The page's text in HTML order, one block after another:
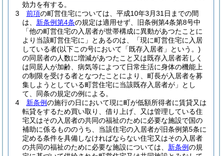
効力を有する。
3
前項の町営住宅については、平成10年3月31日までの間
は、 新条例第4条の規定は適用せず、旧条例第4条第8号中
「他の町営住宅の入居者が世帯構成に異動があつたことに
より当該町営住宅に」とあるのは、「現に町営住宅に入居
している者(以下この号において「既存入居者」という。)
の同居者の人数に増減があつたこと又は既存入居者若しく
は同居人が加齢、病気等によつて日常生活に身体の機能上
の制限を受ける者となつたことにより、町長が入居者を募
集しようとしている町営住宅に当該既存入居者が」とし
て、同条の規定の例による。
4
新条例の施行の日において現に町が低額所得者に賃貸又は
転貸をするため買い取り、借り上げ、又は管理している住
宅又はその入居者の共同の福祉のために必要な施設で国の
補助に係るもののうち、当該住宅の入居者が旧条例第5条に
定める条件を具備しなければならない住宅又はその入居者
の共同の福祉のために必要な施設については、 新条例の規